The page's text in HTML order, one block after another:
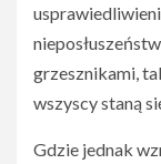
grzesznikami,
wszyscy staną
Gdzie jednak